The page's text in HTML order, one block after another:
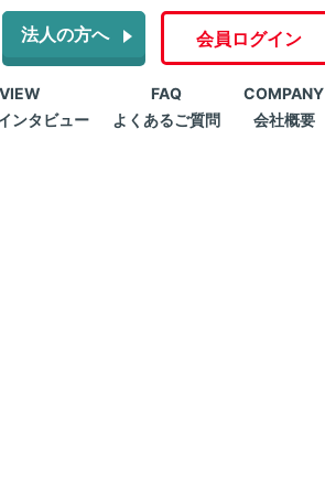
法人の方へ 会員ログイン
ンタビュー
FAQ
よくあるご質問
COMPANY
会社概要